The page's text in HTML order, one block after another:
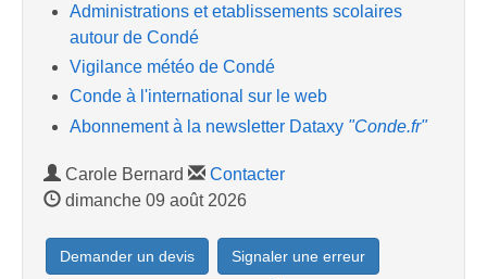
Administrations et etablissements scolaires
autour de Condé
Vigilance météo de Condé
Conde à l'international sur le web
Abonnement à la newsletter Dataxy "Conde.fr"
Carole Bernard
Contacter
dimanche 09 août 2026
Demander un devis Signaler une erreur